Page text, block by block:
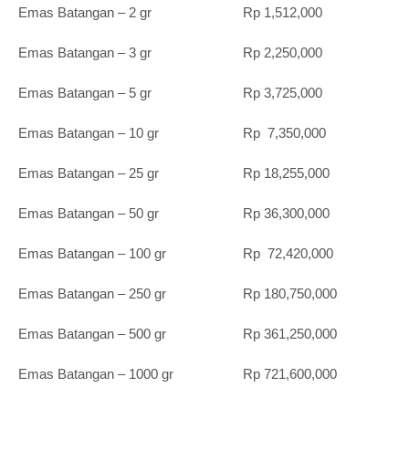
Emas Batangan – 2 gr Rp 1,512,000
Emas Batangan – 3 gr Rp 2,250,000
Emas Batangan – 5 gr Rp 3,725,000
Emas Batangan – 10 gr Rp 7,350,000
Emas Batangan – 25 gr Rp 18,255,000
Emas Batangan – 50 gr Rp 36,300,000
Emas Batangan – 100 gr Rp 72,420,000
Emas Batangan – 250 gr Rp 180,750,000
Emas Batangan – 500 gr Rp 361,250,000
Emas Batangan – 1000 gr Rp 721,600,000